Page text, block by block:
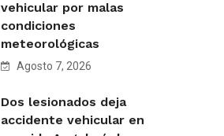
vehicular por malas
condiciones
meteorológicas
Agosto 7, 2026
Dos lesionados deja
accidente vehicular en